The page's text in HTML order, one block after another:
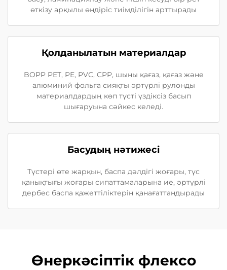
өткізу арқылы өндіріс тиімділігін арттырады
Қолданылатын материалдар
BOPP PET, PE, PVC, CPP, шыны қағаз, қағаз және
алюминий фольга сияқты әртүрлі рулонды
материалдардың көп түсті үздіксіз басып
шығаруына сәйкес келеді.
Басудың нәтижесі
Түстері өте жарқын, баспа дәлдігі жоғары, түс
қанықтығы жоғары сипаттамаларына ие, әртүрлі
дербес баспа қажеттіліктерін қанағаттандырады
Өнеркәсіптік флексо